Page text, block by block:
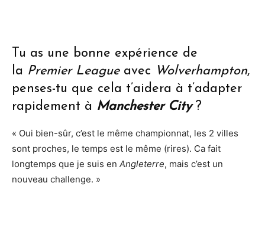
Tu as une bonne expérience de
la Premier League avec Wolverhampton,
penses-tu que cela t’aidera à t’adapter
rapidement à Manchester City?
« Oui bien-sûr, c’est le même championnat, les 2 villes
sont proches, le temps est le même (rires). Ca fait
longtemps que je suis en Angleterre, mais c’est un
nouveau challenge. »